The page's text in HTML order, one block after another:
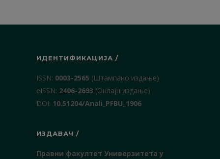
ИДЕНТИФИКАЦИЈА /
ISSN: 0003-2565 (Штампано издање)
еISSN: 2406-2693 (Онлајн издање)
DOI: 10.51204/Anali_PFBU_1906
ИЗДАВАЧ /
Правни факултет Универзитета у